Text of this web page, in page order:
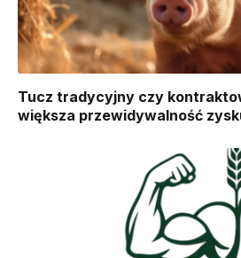
Tucz tradycyjny czy
większa przewidywalność